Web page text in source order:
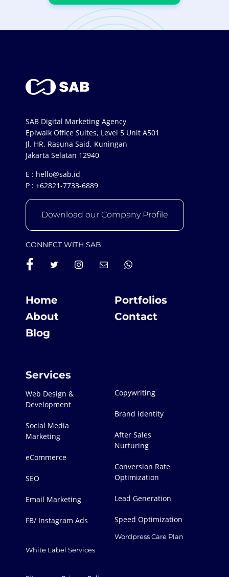
SAB Digital Marketing Agency
Epiwalk Office Suites, Level 5 Unit A501
Jl. HR. Rasuna Said, Kuningan
Jakarta Selatan 12940
E : hello@sab.id
P : +62821-7733-6889
Download our Company Profile
CONNECT WITH SAB
Home
Portfolios
About
Contact
Blog
Services
Web Design &
Development
Social Media
Marketing
eCommerce
SEO
Email Marketing
FB/ Instagram Ads
White Label Services
Copywriting
Brand Identity
After Sales
Nurturing
Conversion Rate
Optimization
Lead Generation
Speed Optimization
Wordpress Care Plan